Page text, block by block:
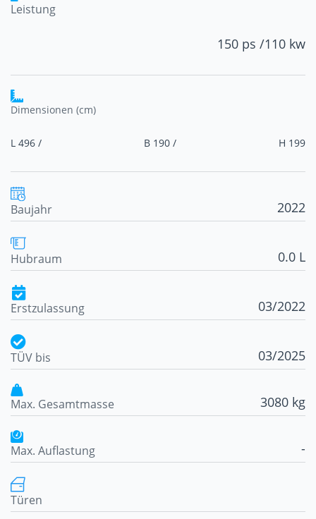
Leistung
150 ps /110 kw
Dimensionen (cm)
L 496 / B 190 / H 199
Baujahr 2022
Hubraum 0.0 L
Erstzulassung 03/2022
TÜV bis 03/2025
Max. Gesamtmasse 3080 kg
Max. Auflastung -
Türen